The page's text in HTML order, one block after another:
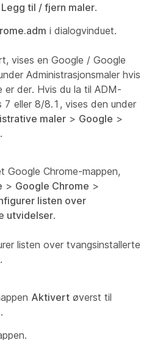
Legg til / fjern maler.
i dialogvinduet.
vises en Google / Google
Administrasjonsmaler hvis
er der. Hvis du la til ADM-
7 eller 8/8.1, vises den under
maler > Google >
.
Google Chrome-mappen,
> Google Chrome >
listen over
utvidelser.
listen over tvangsinstallerte
Aktivert øverst til